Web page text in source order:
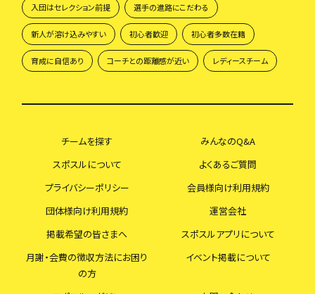
入団はセレクション前提 選手の進路にこだわる
新人が溶け込みやすい 初心者歓迎 初心者多数在籍
育成に自信あり コーチとの距離感が近い レディースチーム
チームを探す
みんなのQ&A
スポスルについて
よくあるご質問
プライバシーポリシー
会員様向け利用規約
団体様向け利用規約
運営会社
掲載希望の皆さまへ
スポスルアプリについて
月謝・会費の徴収方法にお困り
の方
イベント掲載について